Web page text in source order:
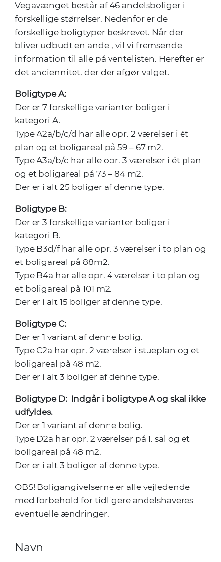
Vegavænget består af 46 andelsboliger i
forskellige størrelser. Nedenfor er de
forskellige boligtyper beskrevet. Når der
bliver udbudt en andel, vil vi fremsende
information til alle på ventelisten. Herefter er
det anciennitet, der der afgør valget.
Boligtype A:
Der er 7 forskellige varianter boliger i
kategori A.
Type A2a/b/c/d har alle opr. 2 værelser i ét
plan og et boligareal på 59 – 67 m2.
Type A3a/b/c har alle opr. 3 værelser i ét plan
og et boligareal på 73 – 84 m2.
Der er i alt 25 boliger af denne type.
Boligtype B:
Der er 3 forskellige varianter boliger i
kategori B.
Type B3d/f har alle opr. 3 værelser i to plan og
et boligareal på 88m2.
Type B4a har alle opr. 4 værelser i to plan og
et boligareal på 101 m2.
Der er i alt 15 boliger af denne type.
Boligtype C:
Der er 1 variant af denne bolig.
Type C2a har opr. 2 værelser i stueplan og et
boligareal på 48 m2.
Der er i alt 3 boliger af denne type.
Boligtype D: Indgår i boligtype A og skal ikke
udfyldes.
Der er 1 variant af denne bolig.
Type D2a har opr. 2 værelser på 1. sal og et
boligareal på 48 m2.
Der er i alt 3 boliger af denne type.
OBS! Boligangivelserne er alle vejledende
med forbehold for tidligere andelshaveres
eventuelle ændringer.,
Navn